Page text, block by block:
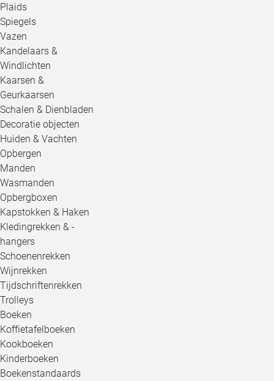
Plaids
Spiegels
Vazen
Kandelaars &
Windlichten
Kaarsen &
Geurkaarsen
Schalen & Dienbladen
Decoratie objecten
Huiden & Vachten
Opbergen
Manden
Wasmanden
Opbergboxen
Kapstokken & Haken
Kledingrekken & -
hangers
Schoenenrekken
Wijnrekken
Tijdschriftenrekken
Trolleys
Boeken
Koffietafelboeken
Kookboeken
Kinderboeken
Boekenstandaards